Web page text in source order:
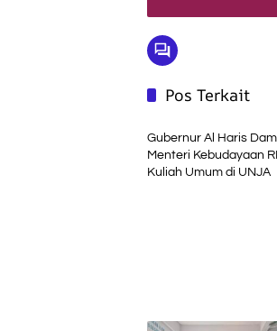
Pos Terkait
Advetorial
Gubernur Al Haris
Menteri Kebudayaan
Kuliah Umum di UNJA